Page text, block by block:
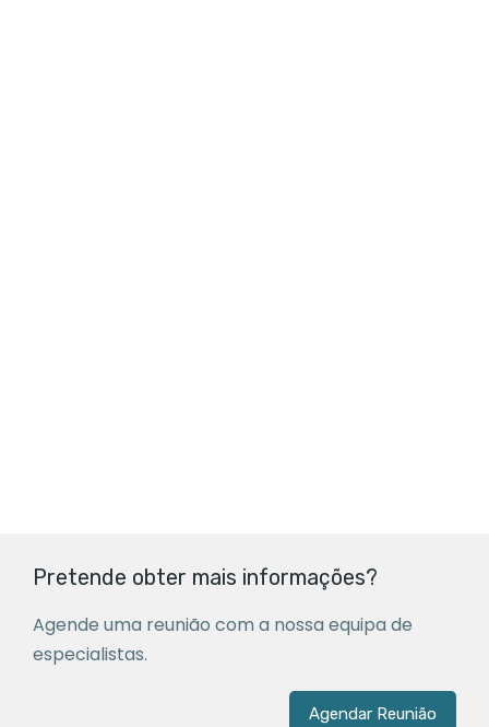
Pretende obter mais informações?
Agende uma reunião com a nossa equipa de
especialistas.
Agendar Reunião